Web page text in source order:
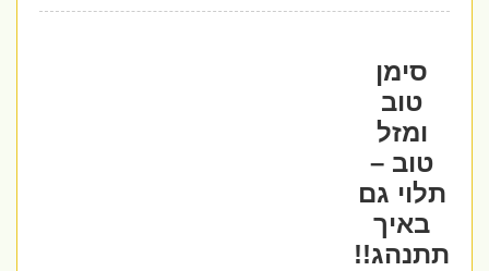
סימן
טוב
ומזל
טוב –
תלוי גם
באיך
תתנהג!!